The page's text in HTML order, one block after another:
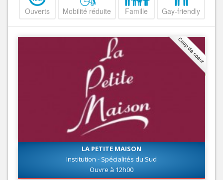
Ouverts Mobilité réduite Famille Gay-friendly
Coup de coeur
LA PETITE MAISON
Institution - Spécialités du Sud
Ouvre à 12h00